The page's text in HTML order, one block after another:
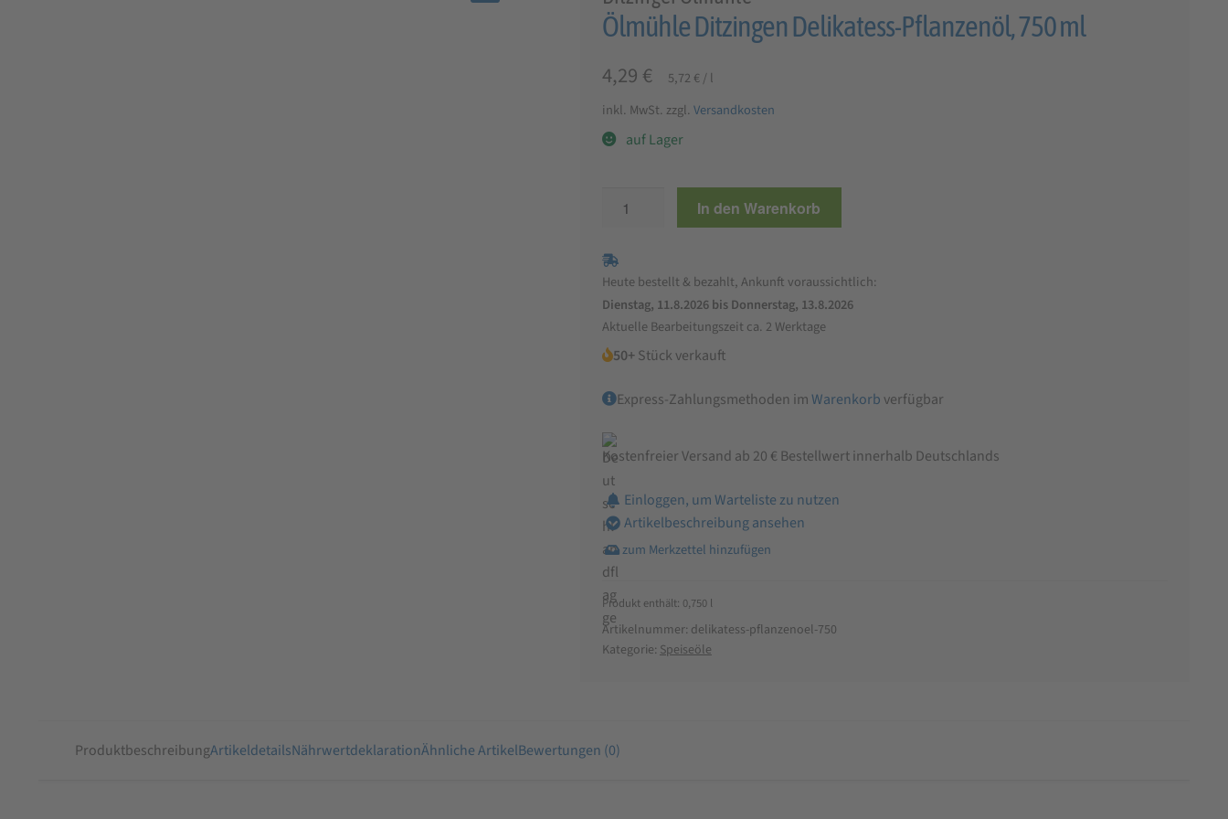
Ölmühle Ditzingen Delikatess-Pflanzenöl, 750 ml
4,29 € 5,72 € /l
inkl. MwSt. zzgl. Versandkosten
auf Lager
Ditzingen
Pflanzenöl,
750
ml
Menge
In den Warenkorb
Heute bestellt & bezahlt, Ankunft voraussichtlich:
Dienstag, 11.8.2026 bis Donnerstag, 13.8.2026
Aktuelle Bearbeitungszeit ca. 2 Werktage
50+Stück verkauft
Express-Zahlungsmethoden imWarenkorb verfügbar
Kostenfreier Versand ab 20 € Bestellwert innerhalb Deutschlands
Einloggen, um Warteliste zu nutzen
Artikelbeschreibung ansehen
Produkt enthält: 0,750 l
Artikelnummer: delikatess-pflanzenoel-750
Kategorie: Speiseöle
ProduktbeschreibungArtikeldetailsNährwertdeklarationÄhnliche ArtikelBewertungen (0)